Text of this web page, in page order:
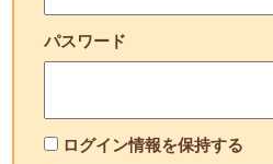
パスワード
ログイン情報を保持する